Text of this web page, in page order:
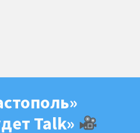
Talk»